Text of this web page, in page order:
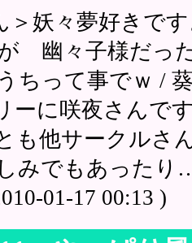
＞妖々夢好きで
幽々子様だっ
って事でｗ /
ーに咲夜さんで
も他サークルさ
みでもあったり
01-17 00:13 )